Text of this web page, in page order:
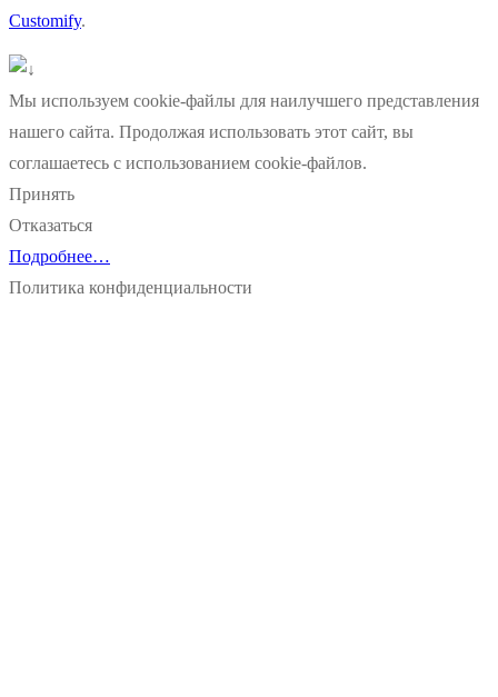
Customify.
Мы используем cookie-файлы для наилучшего представления
нашего сайта. Продолжая использовать этот сайт, вы
соглашаетесь с использованием cookie-файлов.
Принять
Отказаться
Подробнее…
Политика конфиденциальности